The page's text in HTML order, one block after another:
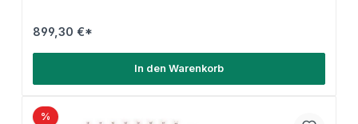
899,30 €*
In den Warenkorb
%